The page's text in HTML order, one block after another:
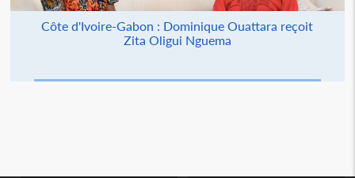
Côte d'Ivoire-Gabon : Dominique Ouattara reçoit
Zita Oligui Nguema